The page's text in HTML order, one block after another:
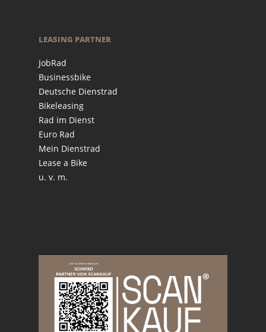
LEASING PARTNER
JobRad
Businessbike
Deutsche Dienstrad
Bikeleasing
Rad im Dienst
Euro Rad
Mein Dienstrad
Lease a Bike
u. v. m.